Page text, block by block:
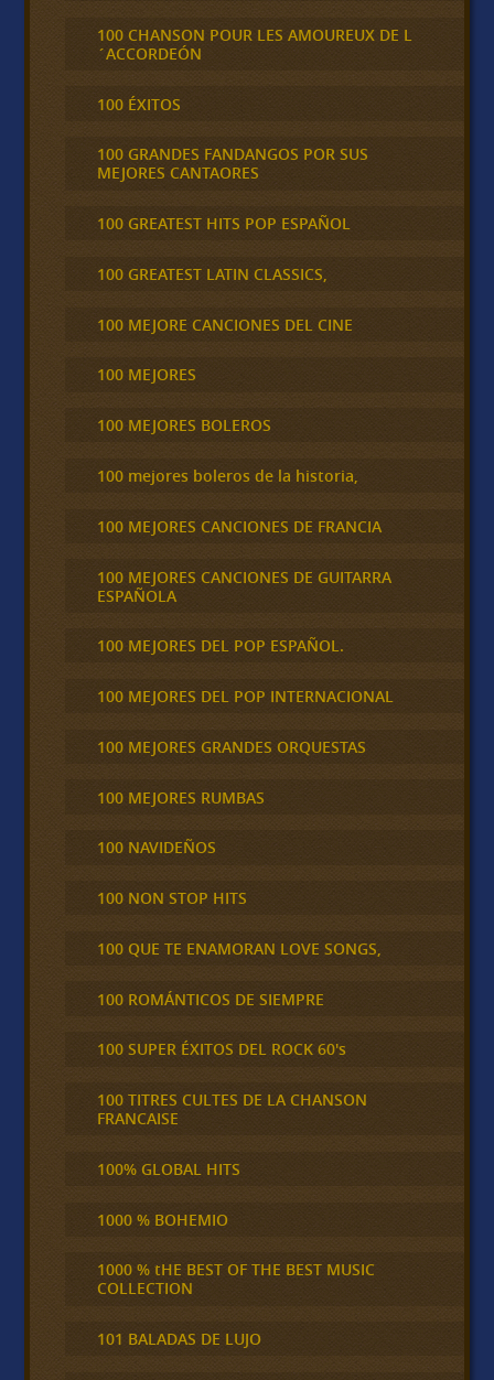
100 CHANSON POUR LES AMOUREUX DE L
´ACCORDEÓN
100 ÉXITOS
100 GRANDES FANDANGOS POR SUS
MEJORES CANTAORES
100 GREATEST HITS POP ESPAÑOL
100 GREATEST LATIN CLASSICS,
100 MEJORE CANCIONES DEL CINE
100 MEJORES
100 MEJORES BOLEROS
100 mejores boleros de la historia,
100 MEJORES CANCIONES DE FRANCIA
100 MEJORES CANCIONES DE GUITARRA
ESPAÑOLA
100 MEJORES DEL POP ESPAÑOL.
100 MEJORES DEL POP INTERNACIONAL
100 MEJORES GRANDES ORQUESTAS
100 MEJORES RUMBAS
100 NAVIDEÑOS
100 NON STOP HITS
100 QUE TE ENAMORAN LOVE SONGS,
100 ROMÁNTICOS DE SIEMPRE
100 SUPER ÉXITOS DEL ROCK 60's
100 TITRES CULTES DE LA CHANSON
FRANCAISE
100% GLOBAL HITS
1000 % BOHEMIO
1000 % tHE BEST OF THE BEST MUSIC
COLLECTION
101 BALADAS DE LUJO